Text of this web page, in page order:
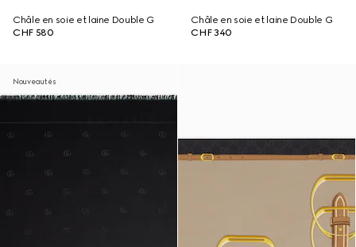
Châle en soie et laine Double G
CHF 580
Châle en soie et laine Double G
CHF 340
Nouveautés